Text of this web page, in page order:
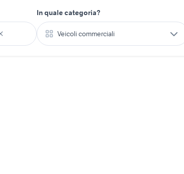
In quale categoria?
Veicoli commerciali